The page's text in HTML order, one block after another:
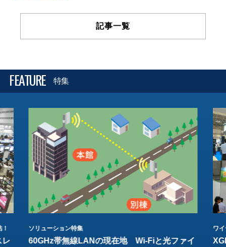
記事一覧
FEATURE 特集
レ
ソリューション特集
60GHz帯無線LANの現在地 Wi-Fiと光ファイ
ワ